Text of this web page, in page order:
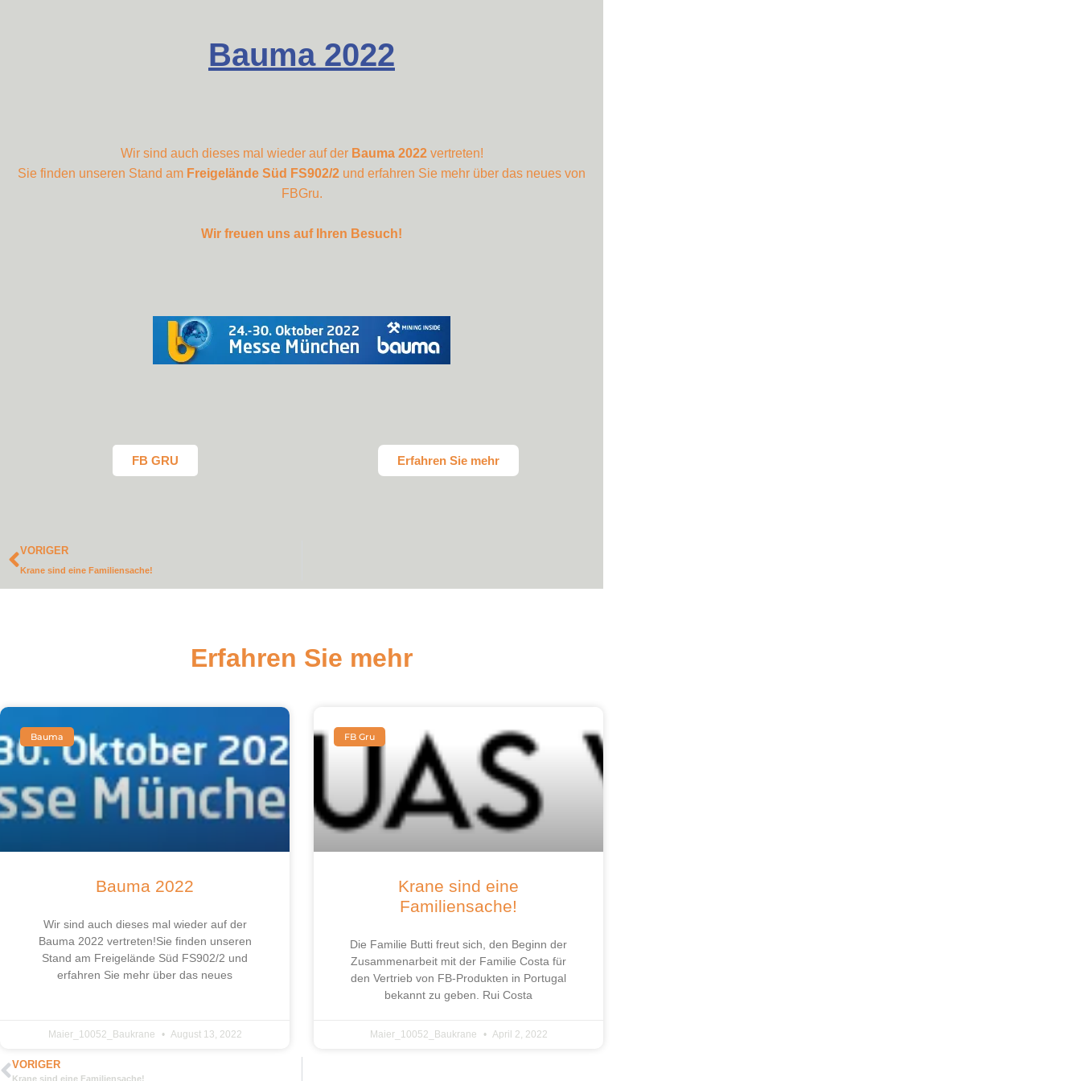
Bauma 2022
Wir sind auch dieses mal wieder auf der Bauma 2022 vertreten!
Sie finden unseren Stand am Freigelände Süd FS902/2 und erfahren Sie mehr über das neues von
FBGru.
Wir freuen uns auf Ihren Besuch!
FB GRU Erfahren Sie mehr
VORIGER
Krane sind eine Familiensache!
Erfahren Sie mehr
Bauma
Bauma 2022
Wir sind auch dieses mal wieder auf der
Bauma 2022 vertreten!Sie finden unseren
Stand am Freigelände Süd FS902/2 und
erfahren Sie mehr über das neues
Maier_10052_Baukrane August 13, 2022
FB Gru
Krane sind eine
Familiensache!
Die Familie Butti freut sich, den Beginn der
Zusammenarbeit mit der Familie Costa für
den Vertrieb von FB-Produkten in Portugal
bekannt zu geben. Rui Costa
Maier_10052_Baukrane April 2, 2022
VORIGER
Krane sind eine Familiensache!